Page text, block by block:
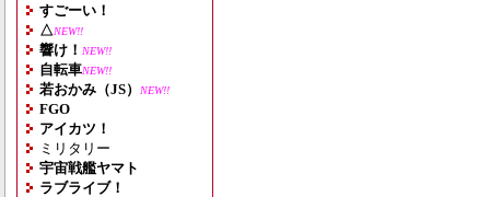
すごーい！
△NEW!!
響け！ NEW!!
自転車NEW!!
若おかみ（JS） NEW!!
FGO
アイカツ！
ミリタリー
宇宙戦艦ヤマト
ラブライブ！